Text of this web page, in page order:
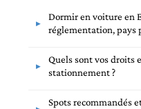
Dormir en voiture en
réglementation, pays
Quels sont vos droits
stationnement ?
Spots recommandés